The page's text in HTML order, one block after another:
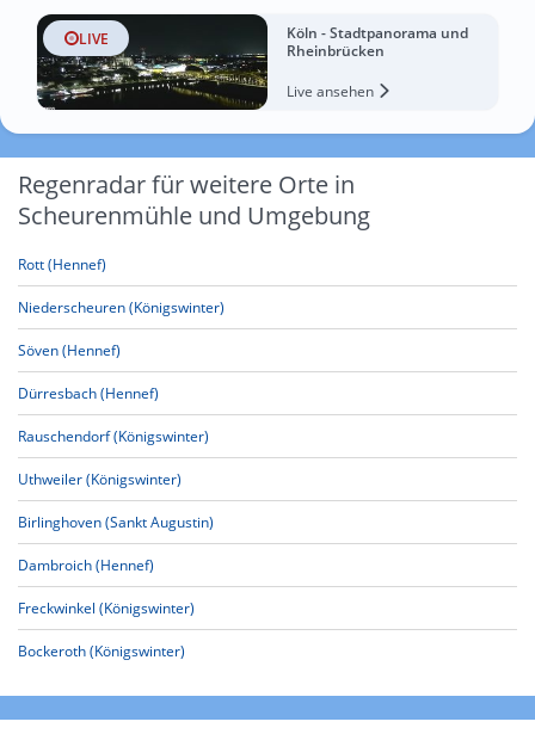
LIVE
Köln - Stadtpanorama und
Rheinbrücken
Live ansehen
Regenradar für weitere Orte in
Scheurenmühle und Umgebung
Rott (Hennef)
Niederscheuren (Königswinter)
Söven (Hennef)
Dürresbach (Hennef)
Rauschendorf (Königswinter)
Uthweiler (Königswinter)
Birlinghoven (Sankt Augustin)
Dambroich (Hennef)
Freckwinkel (Königswinter)
Bockeroth (Königswinter)